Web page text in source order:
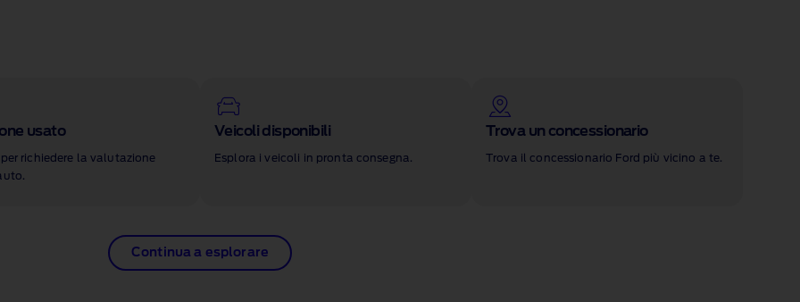
usato
richiedere la valutazione
Veicoli disponibili
Esplora i veicoli in pronta consegna.
Trova un concessionario
Trova il concessionario Ford più vicino a te.
Continua a esplorare